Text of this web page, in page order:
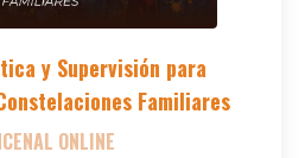
y Supervisión para
Familiares
ONLINE